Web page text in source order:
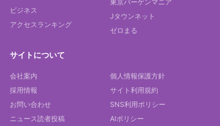
ビジネス
アクセスランキング
東京バーゲンマニア
Jタウンネット
ゼロまる
サイトについて
会社案内
採用情報
お問い合わせ
ニュース読者投稿
個人情報保護方針
サイト利用規約
SNS利用ポリシー
AIポリシー